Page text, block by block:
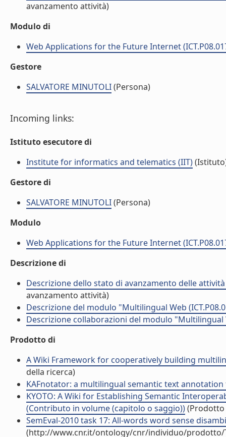
avanzamento attività)
Modulo di
Web Applications for the Future Internet
Gestore
SALVATORE MINUTOLI(Persona)
Incoming links:
Istituto esecutore di
Institute for informatics and telematics (IIT)
Gestore di
SALVATORE MINUTOLI(Persona)
Modulo
Web Applications for the Future Internet
Descrizione di
Descrizione dello stato di avanzamento delle
avanzamento attività)
Descrizione del modulo "Multilingual Web
Descrizione collaborazioni del modulo "Multilingual
Prodotto di
A Wiki Framework for cooperatively building
della ricerca)
KAFnotator: a multilingual semantic text
KYOTO: A Wiki for Establishing Semantic
(Contributo in volume (capitolo o saggio))(Prodotto
SemEval-2010 task 17: All-words word sense
(http://www.cnr.it/ontology/cnr/individuo/prodotto/